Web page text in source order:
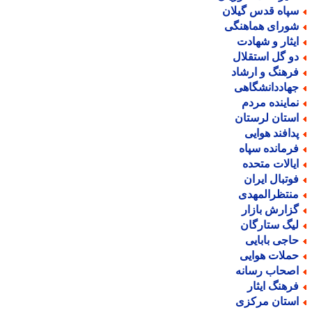
قدس گیلان
هماهنگی
و شهادت
گل استقلال
و ارشاد
مردم
لرستان
هوایی
سپاه
متحده
ایران
بازار
ستارگان
بابایی
هوایی
رسانه
ایثار
مرکزی